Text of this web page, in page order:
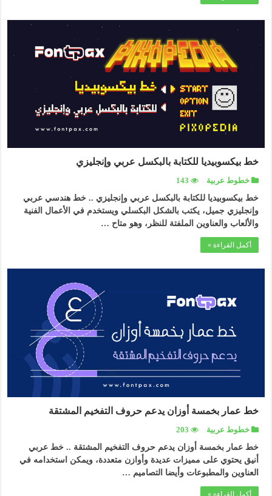
خط بيكسوبيديا للكتابة بالبكسل عربي وإنجليزي
خطوط عربية
143
خط بيكسوبيديا للكتابة بالبكسل عربي وإنجليزي .. خط هندسي عربي
وإنجليزي جميل، يكتب بالشكل البكسلي ويستخدم في الأعمال الفنية
والألعاب والعناوين الملفتة للنظر، وهو متاح …
أكمل القراءة »
خط عمار بخمسة أوزان يدعم حروف التفخيم المشتقة
خطوط عربية
203
خط عمار بخمسة أوزان يدعم حروف التفخيم المشتقة .. خط عربي
أنيق يحتوي على مميزات عديدة وأوازن متعددة، ويمكن استخدامه في
العناوين والمطبوعات وأيضا التصاميم …
أكمل القراءة »